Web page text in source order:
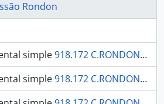
Rondon
simple918.172 C.RONDON / C748 v12 OBRA RARA / 1910 - História Natural Botânica / Atlas
simple918.172 C.RONDON / C748 v13 OBRA RARA / 1913 - História natural Zoologia: Crustáceos.